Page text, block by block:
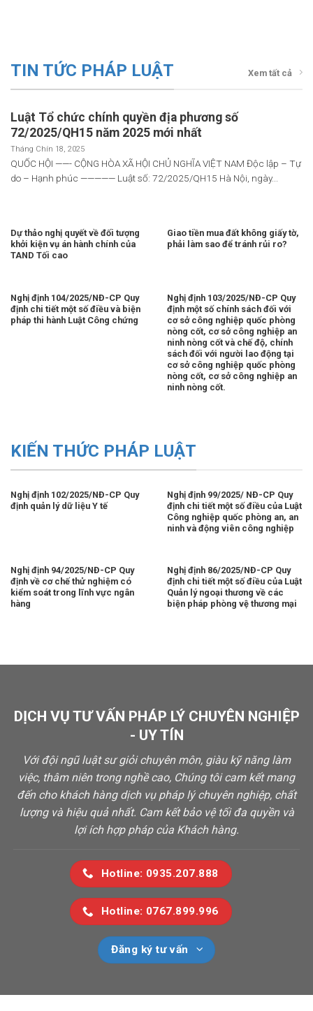
TIN TỨC PHÁP LUẬT Xem tất cả
Luật Tổ chức chính quyền địa phương số
72/2025/QH15 năm 2025 mới nhất
Tháng Chín 18, 2025
QUỐC HỘI ——- CỘNG HÒA XÃ HỘI CHỦ NGHĨA VIỆT NAM Độc lập – Tự
do – Hạnh phúc ————— Luật số: 72/2025/QH15 Hà Nội, ngày...
Dự thảo nghị quyết về đối tượng
khởi kiện vụ án hành chính của
TAND Tối cao
Giao tiền mua đất không giấy tờ,
phải làm sao để tránh rủi ro?
Nghị định 104/2025/NĐ-CP Quy
định chi tiết một số điều và biện
pháp thi hành Luật Công chứng
Nghị định 103/2025/NĐ-CP Quy
định một số chính sách đối với
cơ sở công nghiệp quốc phòng
nòng cốt, cơ sở công nghiệp an
ninh nòng cốt và chế độ, chính
sách đối với người lao động tại
cơ sở công nghiệp quốc phòng
nòng cốt, cơ sở công nghiệp an
ninh nòng cốt.
KIẾN THỨC PHÁP LUẬT
Nghị định 102/2025/NĐ-CP Quy
định quản lý dữ liệu Y tế
Nghị định 99/2025/ NĐ-CP Quy
định chi tiết một số điều của Luật
Công nghiệp quốc phòng an, an
ninh và động viên công nghiệp
Nghị định 94/2025/NĐ-CP Quy
định về cơ chế thử nghiệm có
kiểm soát trong lĩnh vực ngân
hàng
Nghị định 86/2025/NĐ-CP Quy
định chi tiết một số điều của Luật
Quản lý ngoại thương về các
biện pháp phòng vệ thương mại
DỊCH VỤ TƯ VẤN PHÁP LÝ CHUYÊN NGHIỆP
- UY TÍN
Với đội ngũ luật sư giỏi chuyên môn, giàu kỹ năng làm
việc, thâm niên trong nghề cao, Chúng tôi cam kết mang
đến cho khách hàng dịch vụ pháp lý chuyên nghiệp, chất
lượng và hiệu quả nhất. Cam kết bảo vệ tối đa quyền và
lợi ích hợp pháp của Khách hàng.
Hotline: 0935.207.888
Hotline: 0767.899.996
Đăng ký tư vấn